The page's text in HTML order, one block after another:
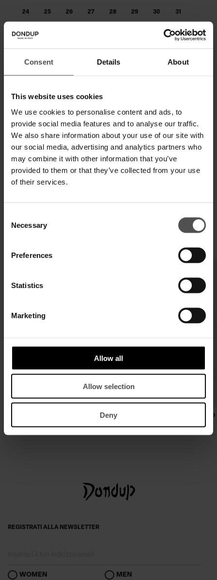
Consent Details About
This website uses cookies
We use cookies to personalise content and ads, to
provide social media features and to analyse our traffic.
We also share information about your use of our site with
our social media, advertising and analytics partners who
may combine it with other information that you’ve
provided to them or that they’ve collected from your use
of their services.
Selection
Necessary
Preferences
Statistics
Marketing
Allow all
Allow selection
Deny
24 25 26 27 28 29 30 31
32
SPEDIZIONE E RESO
SPECIFICHE TECNICHE
DIGITAL PRODUCT PASSPORT
Blazer doppiopetto slim in gessato
€ 507,00
€ 780,00
Camicia over in gabardina tinto
€ 189,00
€ 290,00
REGISTRATI ALLA NEWSLETTER
WOMEN MEN